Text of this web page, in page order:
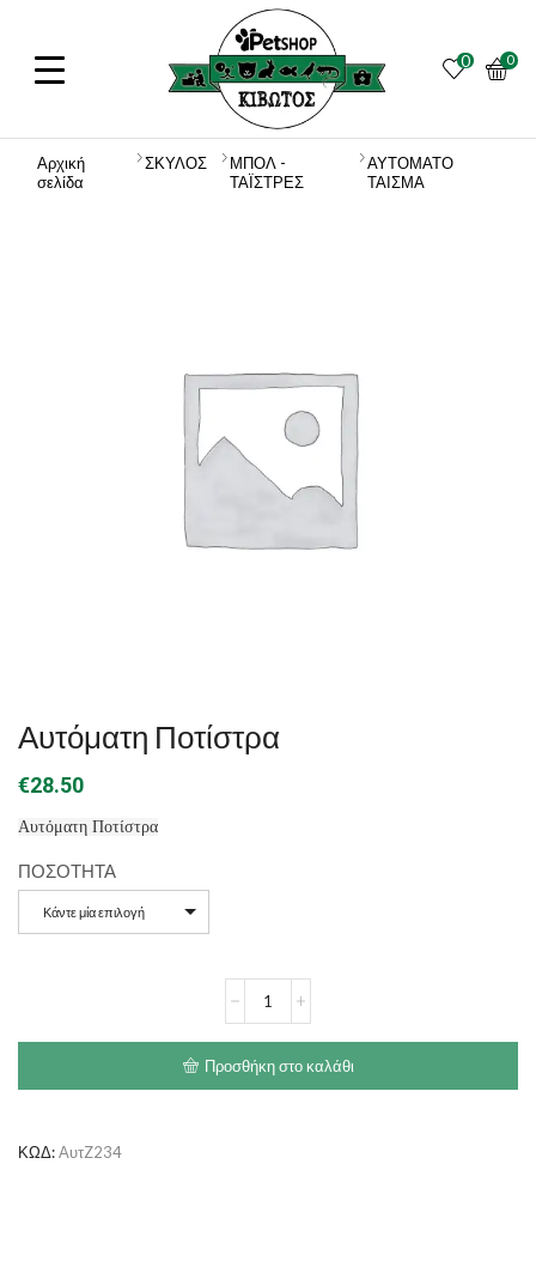
0 0
Αρχική
σελίδα
ΣΚΥΛΟΣ
ΜΠΟΛ -
ΤΑΪΣΤΡΕΣ
ΑΥΤΟΜΑΤΟ
ΤΑΙΣΜΑ
Αυτόματη Ποτίστρα
€28.50
Αυτόματη Ποτίστρα
ΠΟΣΟΤΗΤΑ
Κάντε μία επιλογή
Ποτίστρα
Προσθήκη στο καλάθι
ΚΩΔ:ΑυτZ234